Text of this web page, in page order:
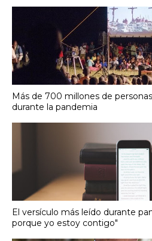
Más de 700 millones de
durante la pandemia
El versículo más leído durante
porque yo estoy contigo"